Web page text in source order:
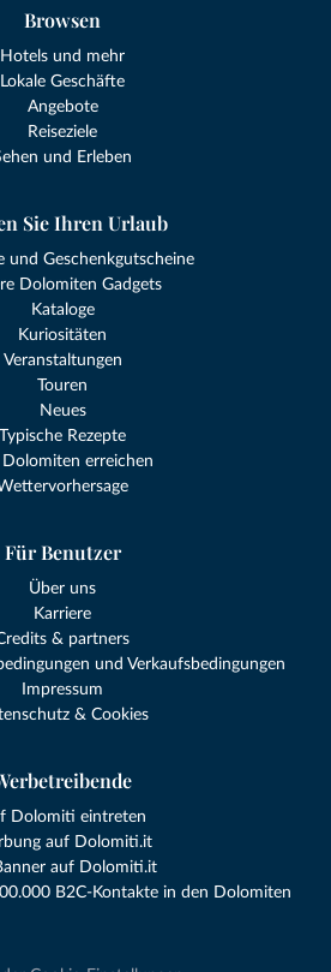
Browsen
Hotels und mehr
Lokale Geschäfte
Angebote
Reiseziele
und Erleben
Sie Ihren Urlaub
und Geschenkgutscheine
Dolomiten Gadgets
Kataloge
Kuriositäten
Veranstaltungen
Touren
Neues
Typische Rezepte
Dolomiten erreichen
Für Benutzer
Über uns
Karriere
& partners
und Verkaufsbedingungen
Impressum
& Cookies
Dolomiti eintreten
auf Dolomiti.it
auf Dolomiti.it
B2C-Kontakte in den Dolomiten